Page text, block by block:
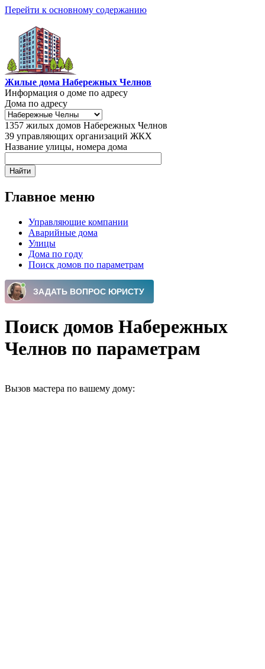
Перейти к основному содержанию
Жилые дома Набережных Челнов
Информация о доме по адресу
Дома по адресу
1357 жилых домов Набережных Челнов
39 управляющих организаций ЖКХ
Название улицы, номера дома
Главное меню
Управляющие компании
Аварийные дома
Улицы
Дома по году
Поиск домов по параметрам
Поиск домов Набережных
Челнов по параметрам
Вызов мастера по вашему дому: